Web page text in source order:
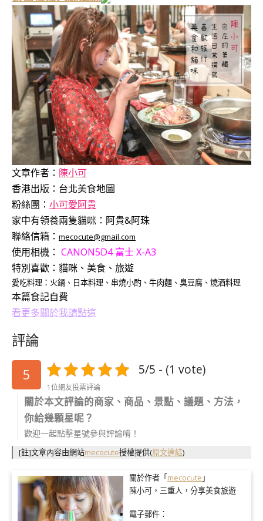
文章作者： 陳小可
香港出版： 台北美食地圖
粉絲團： 小可愛阿貴
家中有領養兩隻貓咪：阿貴&阿珠
聯絡信箱： mecocute@gmail.com
使用相機： CANON5D4 富士 X-A3
特別喜歡： 貓咪、美食、旅遊
愛吃料理：火鍋、日本料理、串燒小酌、牛肉麵、臭豆腐、燒酒料理
本篇食記自費
看更多關於我請點這
評論
5
5/5 - (1 vote)
1位網友投票評論
關於本文評論的商家、商品、景點、議題、方法，
你給幾顆星呢？
歡迎一起點擊星號參與評論唷！
[註]文章內容由網站mecocute授權提供(原文連結)
關於作者「mecocute 」
陳小可，三重人，分享美食旅遊
電子郵件：